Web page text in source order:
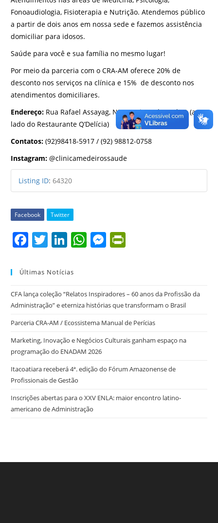
Fonoaudiologia, Fisioterapia e Nutrição. Atendemos público
a partir de dois anos em nossa sede e fazemos assistência
domiciliar para idosos.
Saúde para você e sua família no mesmo lugar!
Por meio da parceria com o CRA-AM oferece 20% de
desconto nos serviços na clínica e 15% de desconto nos
atendimentos domiciliares.
Endereço: Rua Rafael Assayag, Nº94, Bairro Alvorada 1 (ao
lado do Restaurante Q’Delícia)
Contatos: (92)98418-5917 / (92) 98812-0758
Instagram: @clinicamedeirossaude
Listing ID:64320
Facebook Twitter
F
c
b
o
o
k
T
itt
er
Li
k
e
dI
n
W
s
A
p
p
M
e
n
g
er
ri
e
n
dl
y
Últimas Notícias
CFA lança coleção “Relatos Inspiradores – 60 anos da Profissão da
Administração” e eterniza histórias que transformam o Brasil
Parceria CRA-AM / Ecossistema Manual de Perícias
Marketing, Inovação e Negócios Culturais ganham espaço na
programação do ENADAM 2026
Itacoatiara receberá 4ª. edição do Fórum Amazonense de
Profissionais de Gestão
Inscrições abertas para o XXV ENLA: maior encontro latino-
americano de Administração